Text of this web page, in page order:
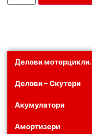
Делови моторцикли.
Делови – Скутери
Акумулатори
Амортизери